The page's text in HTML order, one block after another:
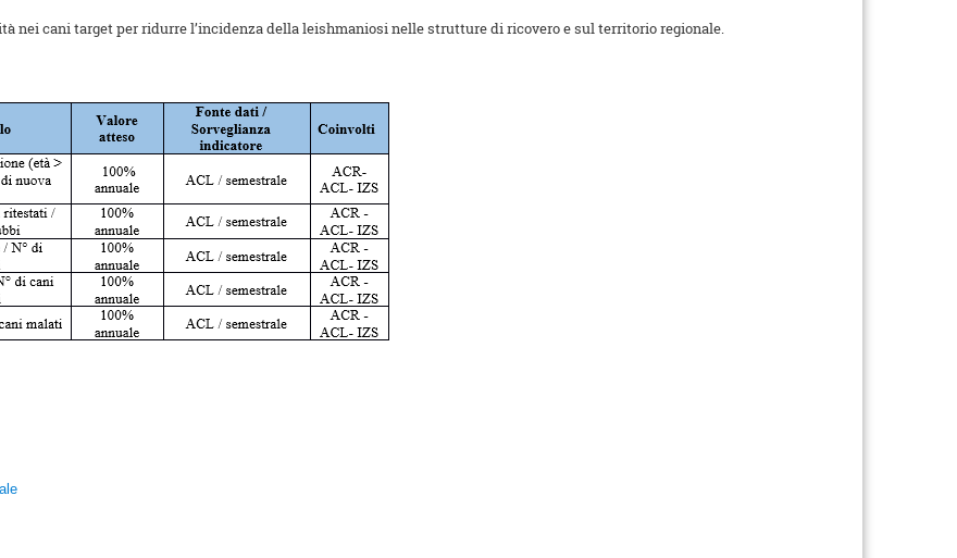
nei cani target per ridurre l’incidenza della leishmaniosi nelle strutture di ricovero e sul territorio regionale.